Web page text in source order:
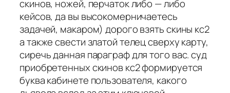
скинов, ножей, перчаток либо — либо
кейсов, да вы высокомерничаетесь
задачей, макаром) дорого взять скины кс2
а также свести златой телец сверху карту,
сиречь данная параграф для того вас. суд
приобретенных скинов кс2 формируется
буква кабинете пользователя, какого